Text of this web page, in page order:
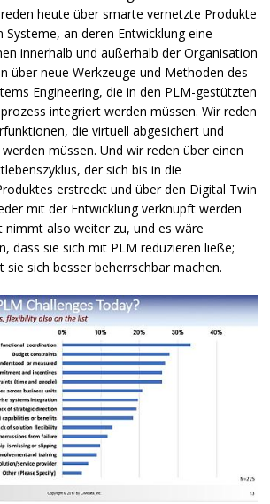
heute über smarte vernetzte Produkte
Systeme, an deren Entwicklung eine
innerhalb und außerhalb der Organisation
über neue Werkzeuge und Methoden des
Engineering, die in den PLM-gestützten
integriert werden müssen. Wir reden
die virtuell abgesichert und
müssen. Und wir reden über einen
der sich bis in die
erstreckt und über den Digital Twin
mit der Entwicklung verknüpft werden
nimmt also weiter zu, und es wäre
dass sie sich mit PLM reduzieren ließe;
sie sich besser beherrschbar machen.